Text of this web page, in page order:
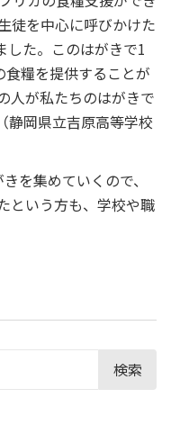
徒を中心に呼びかけた
した。このはがきで1
糧を提供することが
人が私たちのはがきで
静岡県立吉原高等学校
を集めていくので、
という方も、学校や職
検索